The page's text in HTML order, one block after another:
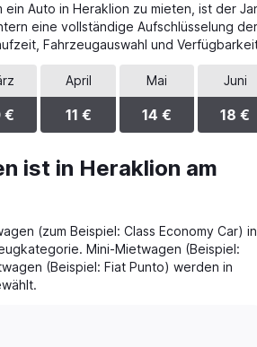
Auto in Heraklion zu mieten, ist der
eine vollständige Aufschlüsselung
Fahrzeugauswahl und
€
April
11 €
Mai
14 €
Juni
18 €
ist in Heraklion am
(zum Beispiel: Class Economy Car) in
Mini-Mietwagen (Beispiel:
(Beispiel: Fiat Punto) werden in